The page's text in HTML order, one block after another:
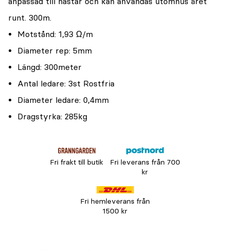
runt. 300m.
Motstånd: 1,93 Ω/m
Diameter rep: 5mm
Längd: 300meter
Antal ledare: 3st Rostfria
Diameter ledare: 0,4mm
Dragstyrka: 285kg
Fri frakt till butik
Fri leverans från 700
kr
Fri hemleverans från
1500 kr